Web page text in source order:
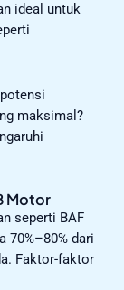
ideal untuk
maksimal?
Motor
seperti BAF
70%–80% dari
Faktor-faktor